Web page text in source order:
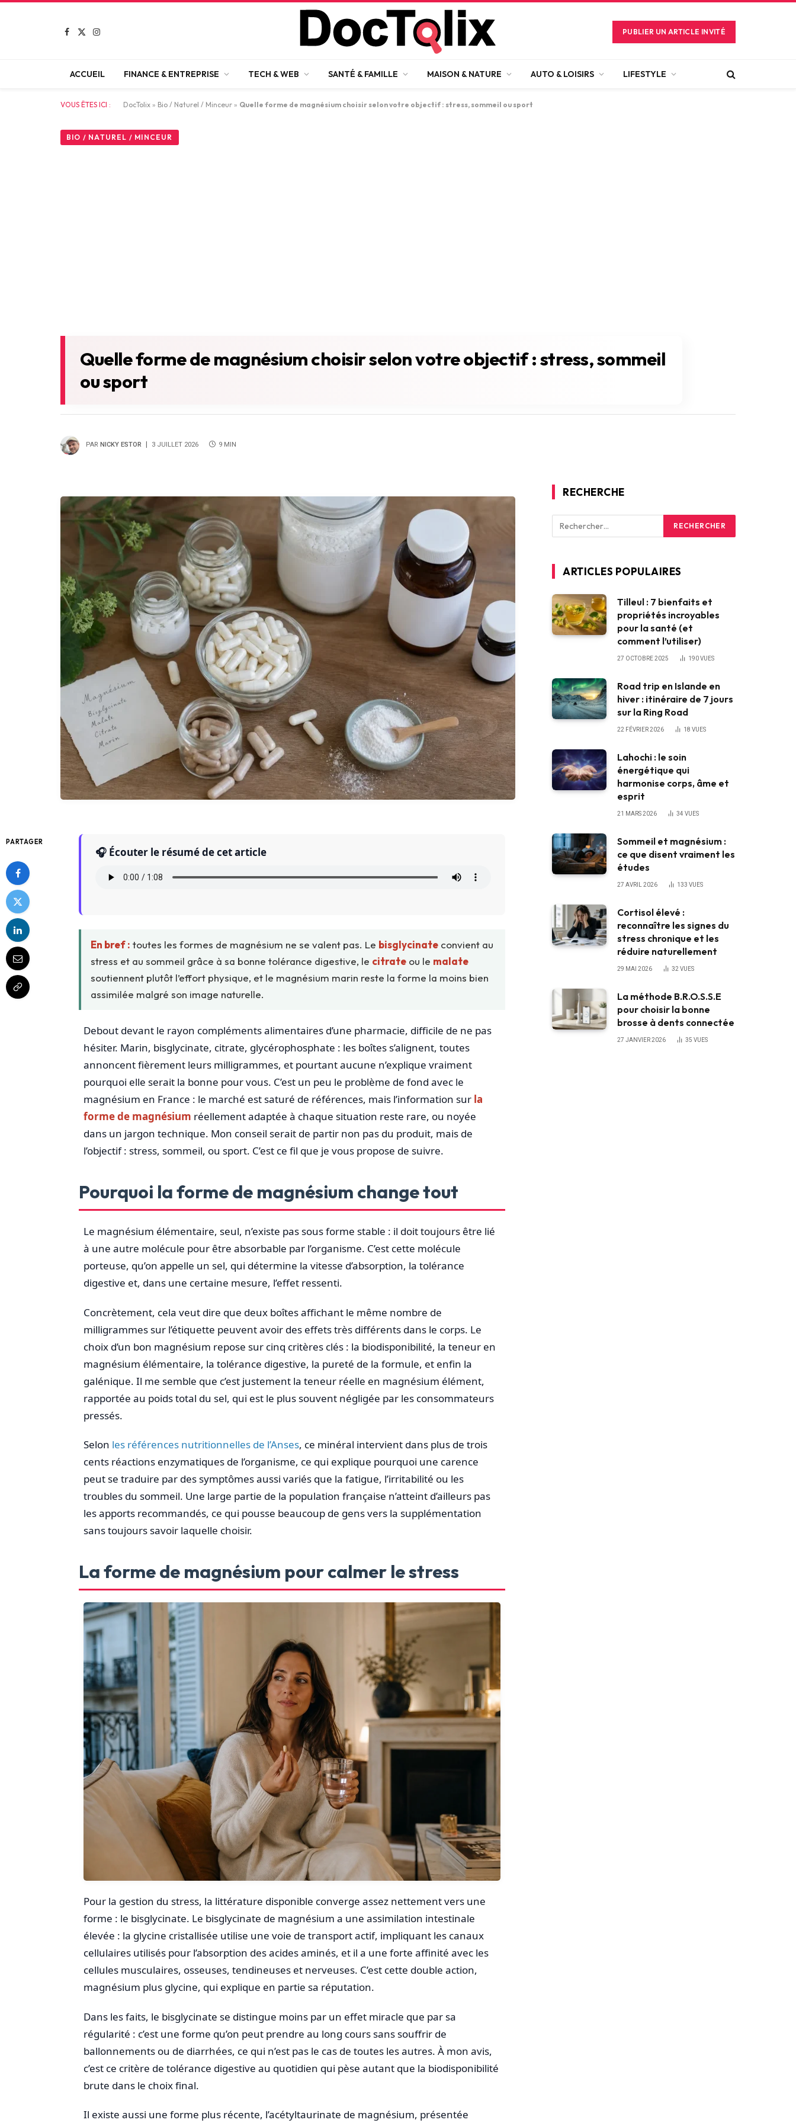
Facebook
X
Instagram PUBLIER UN ARTICLE INVITÉ
ACCUEIL FINANCE & ENTREPRISE TECH & WEB SANTÉ & FAMILLE MAISON & NATURE AUTO & LOISIRS LIFESTYLE
VOUS ÊTES ICI : DocTolix » Bio / Naturel / Minceur » Quelle forme de magnésium choisir selon votre objectif : stress, sommeil ou sport
BIO / NATUREL / MINCEUR
Quelle forme de magnésium choisir selon votre objectif : stress, sommeil
ou sport
PAR NICKY ESTOR 3 JUILLET 2026 9 MIN
PARTAGER
🎧 Écouter le résumé de cet article
En bref : toutes les formes de magnésium ne se valent pas. Le bisglycinateconvient au
stress et au sommeil grâce à sa bonne tolérance digestive, le citrateou le malate
soutiennent plutôt l’effort physique, et le magnésium marin reste la forme la moins bien
assimilée malgré son image naturelle.
Debout devant le rayon compléments alimentaires d’une pharmacie, difficile de ne pas
hésiter. Marin, bisglycinate, citrate, glycérophosphate : les boîtes s’alignent, toutes
annoncent fièrement leurs milligrammes, et pourtant aucune n’explique vraiment
pourquoi elle serait la bonne pour vous. C’est un peu le problème de fond avec le
magnésium en France : le marché est saturé de références, mais l’information sur la
forme de magnésium réellement adaptée à chaque situation reste rare, ou noyée
dans un jargon technique. Mon conseil serait de partir non pas du produit, mais de
l’objectif : stress, sommeil, ou sport. C’est ce fil que je vous propose de suivre.
Pourquoi la forme de magnésium change tout
Le magnésium élémentaire, seul, n’existe pas sous forme stable : il doit toujours être lié
à une autre molécule pour être absorbable par l’organisme. C’est cette molécule
porteuse, qu’on appelle un sel, qui détermine la vitesse d’absorption, la tolérance
digestive et, dans une certaine mesure, l’effet ressenti.
Concrètement, cela veut dire que deux boîtes affichant le même nombre de
milligrammes sur l’étiquette peuvent avoir des effets très différents dans le corps. Le
choix d’un bon magnésium repose sur cinq critères clés : la biodisponibilité, la teneur en
magnésium élémentaire, la tolérance digestive, la pureté de la formule, et enfin la
galénique. Il me semble que c’est justement la teneur réelle en magnésium élément,
rapportée au poids total du sel, qui est le plus souvent négligée par les consommateurs
pressés.
Selon les références nutritionnelles de l’Anses, ce minéral intervient dans plus de trois
cents réactions enzymatiques de l’organisme, ce qui explique pourquoi une carence
peut se traduire par des symptômes aussi variés que la fatigue, l’irritabilité ou les
troubles du sommeil. Une large partie de la population française n’atteint d’ailleurs pas
les apports recommandés, ce qui pousse beaucoup de gens vers la supplémentation
sans toujours savoir laquelle choisir.
La forme de magnésium pour calmer le stress
Pour la gestion du stress, la littérature disponible converge assez nettement vers une
forme : le bisglycinate. Le bisglycinate de magnésium a une assimilation intestinale
élevée : la glycine cristallisée utilise une voie de transport actif, impliquant les canaux
cellulaires utilisés pour l’absorption des acides aminés, et il a une forte affinité avec les
cellules musculaires, osseuses, tendineuses et nerveuses. C’est cette double action,
magnésium plus glycine, qui explique en partie sa réputation.
Dans les faits, le bisglycinate se distingue moins par un effet miracle que par sa
régularité : c’est une forme qu’on peut prendre au long cours sans souffrir de
ballonnements ou de diarrhées, ce qui n’est pas le cas de toutes les autres. À mon avis,
c’est ce critère de tolérance digestive au quotidien qui pèse autant que la biodisponibilité
brute dans le choix final.
Il existe aussi une forme plus récente, l’acétyltaurinate de magnésium, présentée
RECHERCHE
ARTICLES POPULAIRES
Tilleul : 7 bienfaits et
propriétés incroyables
pour la santé (et
comment l’utiliser)
27 OCTOBRE 2025 190VUES
Road trip en Islande en
hiver : itinéraire de 7 jours
sur la Ring Road
22 FÉVRIER 2026 18 VUES
Lahochi : le soin
énergétique qui
harmonise corps, âme et
esprit
21 MARS 2026 34 VUES
Sommeil et magnésium :
ce que disent vraiment les
études
27 AVRIL 2026 133 VUES
Cortisol élevé :
reconnaître les signes du
stress chronique et les
réduire naturellement
29 MAI 2026 32 VUES
La méthode B.R.O.S.S.E
pour choisir la bonne
brosse à dents connectée
27 JANVIER 2026 35 VUES